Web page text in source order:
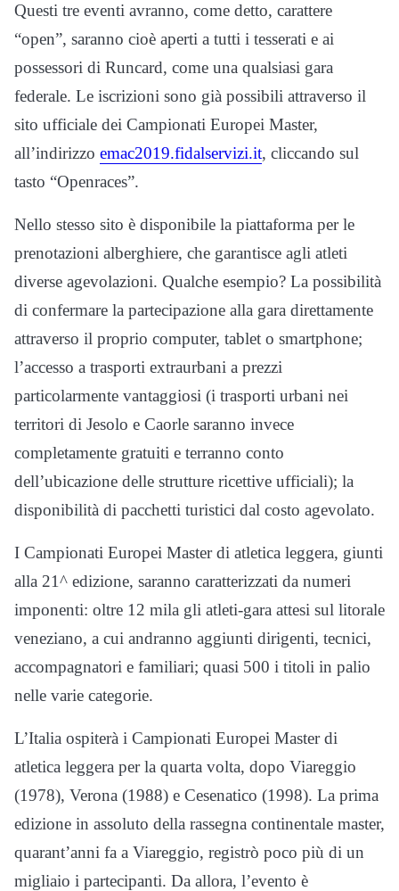
Questi tre eventi avranno, come detto, carattere
“open”, saranno cioè aperti a tutti i tesserati e ai
possessori di Runcard, come una qualsiasi gara
federale. Le iscrizioni sono già possibili attraverso il
sito ufficiale dei Campionati Europei Master,
all’indirizzo emac2019.fidalservizi.it, cliccando sul
tasto “Openraces”.
Nello stesso sito è disponibile la piattaforma per le
prenotazioni alberghiere, che garantisce agli atleti
diverse agevolazioni. Qualche esempio? La possibilità
di confermare la partecipazione alla gara direttamente
attraverso il proprio computer, tablet o smartphone;
l’accesso a trasporti extraurbani a prezzi
particolarmente vantaggiosi (i trasporti urbani nei
territori di Jesolo e Caorle saranno invece
completamente gratuiti e terranno conto
dell’ubicazione delle strutture ricettive ufficiali); la
disponibilità di pacchetti turistici dal costo agevolato.
I Campionati Europei Master di atletica leggera, giunti
alla 21^ edizione, saranno caratterizzati da numeri
imponenti: oltre 12 mila gli atleti-gara attesi sul litorale
veneziano, a cui andranno aggiunti dirigenti, tecnici,
accompagnatori e familiari; quasi 500 i titoli in palio
nelle varie categorie.
L’Italia ospiterà i Campionati Europei Master di
atletica leggera per la quarta volta, dopo Viareggio
(1978), Verona (1988) e Cesenatico (1998). La prima
edizione in assoluto della rassegna continentale master,
quarant’anni fa a Viareggio, registrò poco più di un
migliaio i partecipanti. Da allora, l’evento è